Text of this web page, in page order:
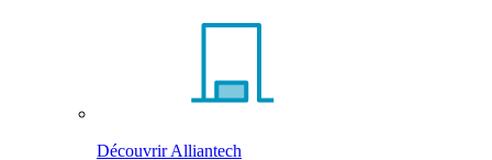
Découvrir Alliantech